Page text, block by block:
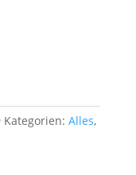
Kategorien: Alles,